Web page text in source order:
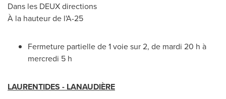
Dans les DEUX directions
À la hauteur de l'A-25
Fermeture partielle de 1 voie sur 2, de mardi 20 h à
mercredi 5 h
LAURENTIDES - LANAUDIÈRE